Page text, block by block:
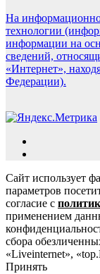
На
технологии
информации на
сведений,
«Интернет»,
Федерации).
Сайт использует
параметров
согласие с
применением
сбора
«Liveinternet»,
Принять